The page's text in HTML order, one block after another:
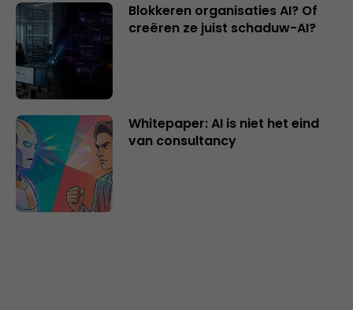
Blokkeren organisaties AI? Of
creëren ze juist schaduw-AI?
Whitepaper: AI is niet het eind
van consultancy